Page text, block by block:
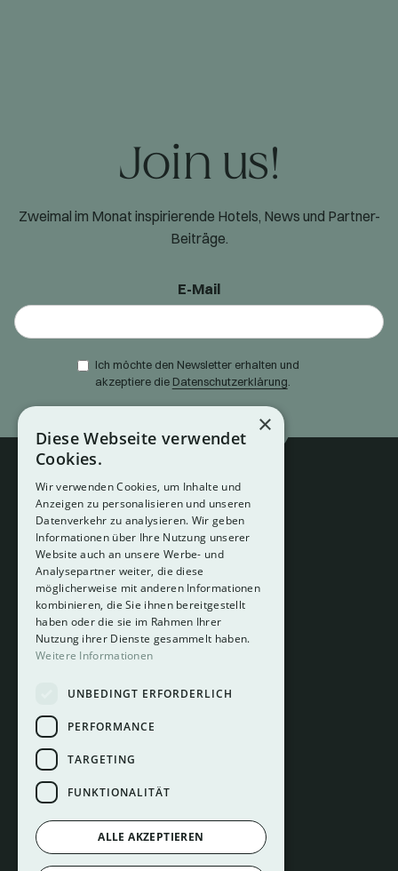
Join us!
Zweimal im Monat inspirierende Hotels, News und Partner-
Beiträge.
E-Mail
Ich möchte den Newsletter erhalten und
akzeptiere die Datenschutzerklärung
About
Hotelberatung
Mediadaten
Instagram
LinkedIn
Impressum
×
Diese Webseite verwendet
Cookies.
Wir verwenden Cookies, um Inhalte und
Anzeigen zu personalisieren und unseren
Datenverkehr zu analysieren. Wir geben
Informationen über Ihre Nutzung unserer
Website auch an unsere Werbe- und
Analysepartner weiter, die diese
möglicherweise mit anderen Informationen
kombinieren, die Sie ihnen bereitgestellt
haben oder die sie im Rahmen Ihrer
Nutzung ihrer Dienste gesammelt haben.
Weitere Informationen
UNBEDINGT ERFORDERLICH
PERFORMANCE
TARGETING
FUNKTIONALITÄT
ALLE AKZEPTIEREN